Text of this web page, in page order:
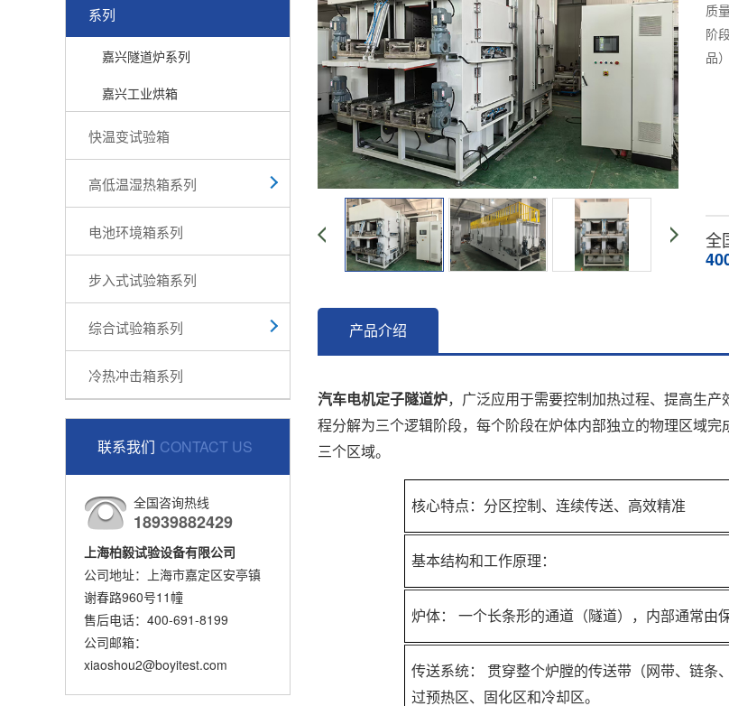
系列
嘉兴隧道炉系列
嘉兴工业烘箱
快温变试验箱
高低温湿热箱系列
电池环境箱系列
步入式试验箱系列
综合试验箱系列
冷热冲击箱系列
联系我们 CONTACT US
全国咨询热线
18939882429
上海柏毅试验设备有限公司
公司地址：上海市嘉定区安亭镇
谢春路960号11幢
售后电话：400-691-8199
公司邮箱：
xiaoshou2@boyitest.com
质
阶
品
全
产品介绍
汽车电机定子隧道炉，广泛应用于需要控制加热过程、提高生
程分解为三个逻辑阶段，每个阶段在炉体内部独立的物理区域
三个区域。
核心特点：分区控制、连续传送、高效精准
基本结构和工作原理：
炉体： 一个长条形的通道（隧道），内部通常由
传送系统：
贯穿整个炉膛的传送带（网带、链条
过预热区、固化区和冷却区。